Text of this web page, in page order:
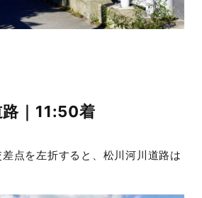
｜11:50着
点を左折すると、松川河川道路は